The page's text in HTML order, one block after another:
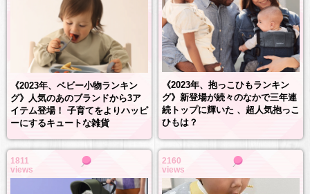
《2023年、ベビー小物ランキン
グ》人気のあのブランドから3ア
イテム登場！ 子育てをよりハッピ
ーにするキュートな雑貨
《2023年、抱っこひもランキン
グ》新登場が続々のなかで三年連
続トップに輝いた 、超人気抱っこ
ひもは？
1811
views
2160
views